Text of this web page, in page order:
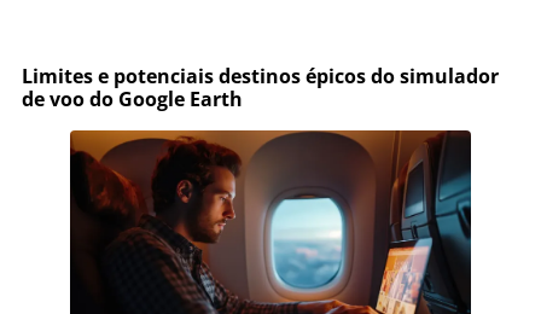
Limites e potenciais destinos épicos do simulador
de voo do Google Earth